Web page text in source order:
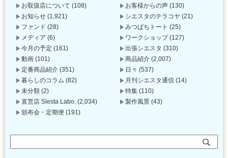
お取扱店について (108) お客様からの声 (130)
お知らせ (1,921) シエスタのテラコヤ (21)
ファンド (28) みつばちトート (25)
メディア (6) ワークショップ(127)
今月の予定 (161) 出張シエスタ (310)
動画 (101) 商品紹介 (2,007)
定番商品紹介 (351) 日々 (537)
暮らしのコラム (82) 月刊シエスタ通信 (14)
未分類 (2) 特集 (110)
直営店 Siesta Labo. (2,034) 製作風景 (43)
頒布会・定期便 (191)